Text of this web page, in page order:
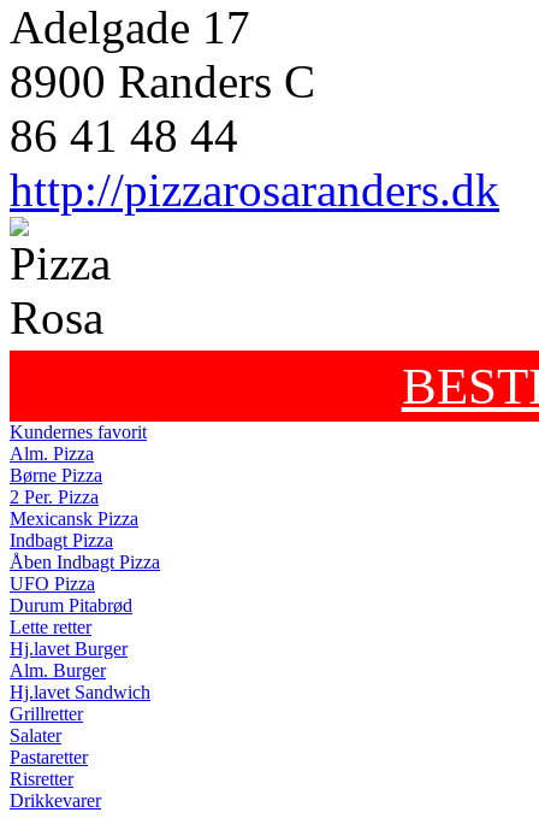
Adelgade 17
8900 Randers C
86 41 48 44
http://pizzarosaranders.dk
Kundernes favorit
Alm. Pizza
Børne Pizza
2 Per. Pizza
Mexicansk Pizza
Indbagt Pizza
Åben Indbagt Pizza
UFO Pizza
Durum Pitabrød
Lette retter
Hj.lavet Burger
Alm. Burger
Hj.lavet Sandwich
Grillretter
Salater
Pastaretter
Risretter
Drikkevarer